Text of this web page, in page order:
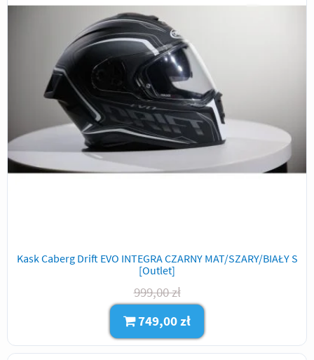
Kask Caberg Drift EVO INTEGRA CZARNY MAT/SZARY/BIAŁY S
[Outlet]
999,00 zł
749,00 zł